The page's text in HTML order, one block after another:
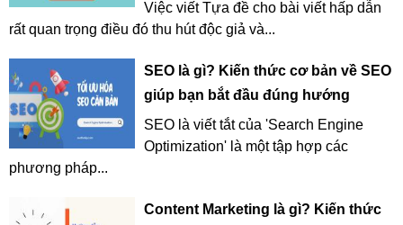
Việc viết Tựa đề cho bài viết hấp dẫn
rất quan trọng điều đó thu hút độc giả và...
SEO là gì? Kiến thức cơ bản về SEO
giúp bạn bắt đầu đúng hướng
SEO là viết tắt của 'Search Engine
Optimization' là một tập hợp các
phương pháp...
Content Marketing là gì? Kiến thức